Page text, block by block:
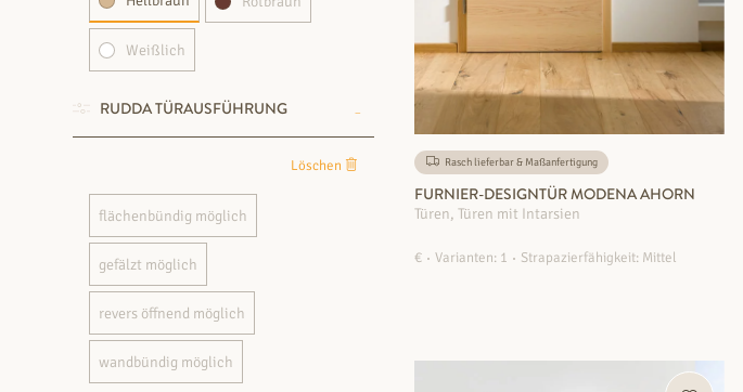
Weißlich
RUDDA TÜRAUSFÜHRUNG
Löschen
flächenbündig möglich
gefälzt möglich
revers öffnend möglich
wandbündig möglich
Rasch lieferbar & Maßanfertigung
FURNIER-DESIGNTÜR MODENA AHORN
Türen, Türen mit Intarsien
€ Varianten: 1 Strapazierfähigkeit: Mittel